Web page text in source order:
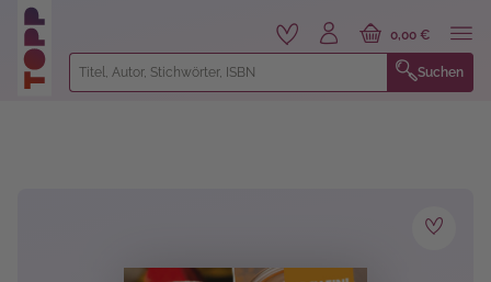
springen
Suchen
0,00 €